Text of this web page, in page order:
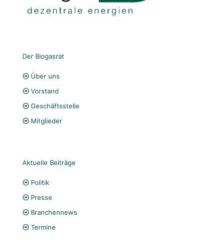
Der Biogasrat
Über uns
Vorstand
Geschäftsstelle
Mitglieder
Aktuelle Beiträge
Politik
Presse
Branchennews
Termine